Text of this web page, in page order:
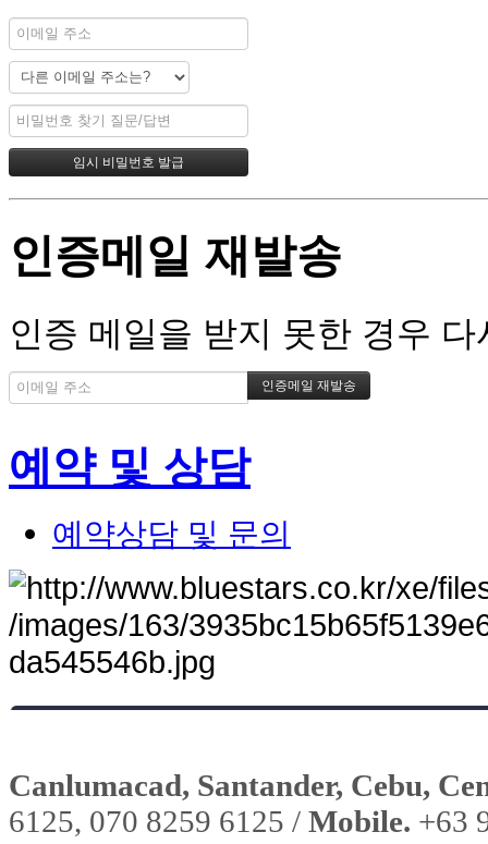
인증메일 재발송
인증 메일을 받지 못한 경우
예약 및 상담
예약상담 및 문의
Canlumacad, Santander, Cebu,
6125, 070 8259 6125 / Mobile. +63